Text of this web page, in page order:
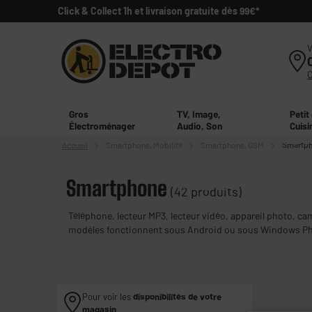
Click & Collect 1h et livraison gratuite dès 99€*
Gros
Électroménager
TV, Image,
Audio, Son
Petit
Accueil Mobilité
Smartphone (42 produits)
Téléphone, lecteur MP3, lecteur vidéo, appareil photo,
modèles fonctionnent sous Android ou sous Windows
Pour voir lesdisponibilités de votre
magasin